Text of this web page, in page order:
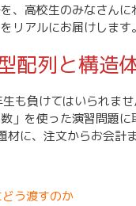
、高校生のみなさんに
リアルにお届けします。
配列と構造
も負けてはいられませ
」を使った演習問題に
に、注文からお会計
う渡すのか